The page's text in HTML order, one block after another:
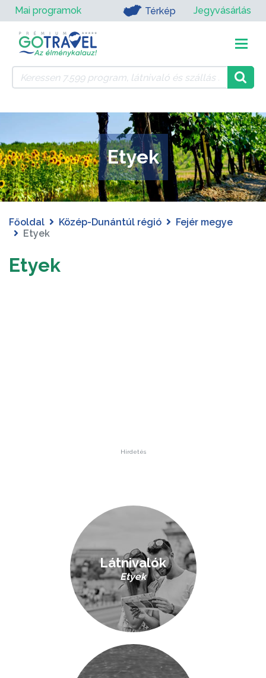
Mai programok Térkép Jegyvásárlás
Etyek
Főoldal Közép-Dunántúl régió
Fejér megye
Etyek
Etyek
Hirdetés
Látnivalók
Etyek